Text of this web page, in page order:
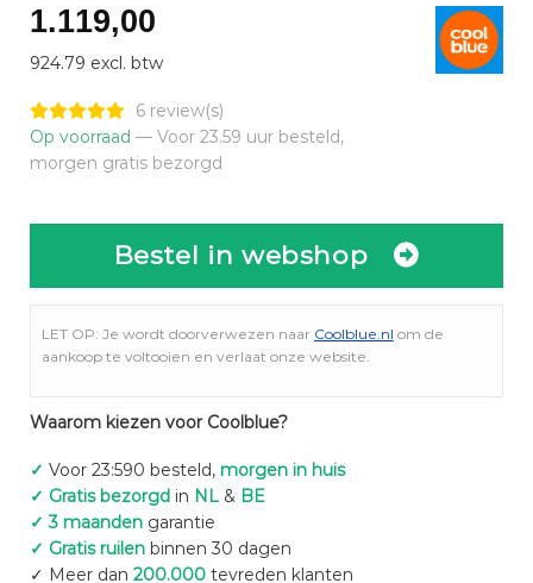
1.119,00
924.79 excl. btw
6 review(s)
Op voorraad — Voor 23.59 uur besteld,
morgen gratis bezorgd
Bestel in webshop
LET OP: Je wordt doorverwezen naar Coolblue.nl om de
aankoop te voltooien en verlaat onze website.
Waarom kiezen voor Coolblue?
✓ Voor 23:590 besteld, morgen in huis
✓ Gratis bezorgd in NL& BE
✓ 3 maanden garantie
✓ Gratis ruilenbinnen 30 dagen
✓ Meer dan 200.000tevreden klanten